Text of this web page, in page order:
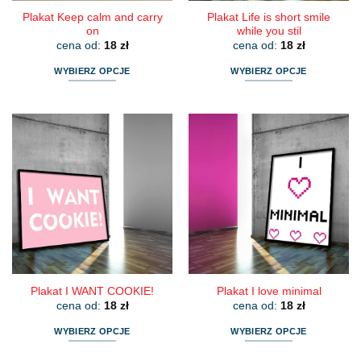
Plakat Keep calm and carry
on
cena od: 18 zł
WYBIERZ OPCJE
ma
wiele
wariantów.
Opcje
można
wybrać
na
stronie
produktu
Plakat Life is short smile
while you stil
cena od: 18 zł
WYBIERZ OPCJE
wiele
wariantów.
Opcje
można
wybrać
na
stronie
produktu
Plakat I WANT COOKIE!
cena od: 18 zł
WYBIERZ OPCJE
Plakat I love minimal
cena od: 18 zł
WYBIERZ OPCJE